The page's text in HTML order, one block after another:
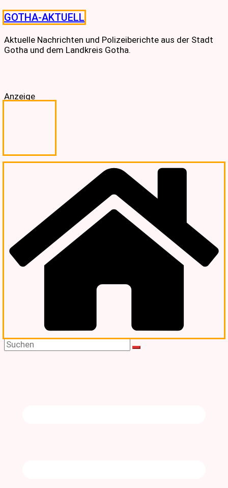
Skip
to
content
GOTHA-AKTUELL
Aktuelle Nachrichten und Polizeiberichte aus der Stadt
Gotha und dem Landkreis Gotha.
Anzeige